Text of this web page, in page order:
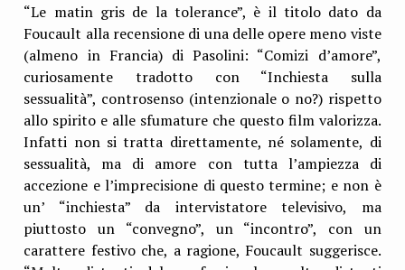
“Le matin gris de la tolerance”, è il titolo dato da
Foucault alla recensione di una delle opere meno viste
(almeno in Francia) di Pasolini: “Comizi d’amore”,
curiosamente tradotto con “Inchiesta sulla
sessualità”, controsenso (intenzionale o no?) rispetto
allo spirito e alle sfumature che questo film valorizza.
Infatti non si tratta direttamente, né solamente, di
sessualità, ma di amore con tutta l’ampiezza di
accezione e l’imprecisione di questo termine; e non è
un’ “inchiesta” da intervistatore televisivo, ma
piuttosto un “convegno”, un “incontro”, con un
carattere festivo che, a ragione, Foucault suggerisce.